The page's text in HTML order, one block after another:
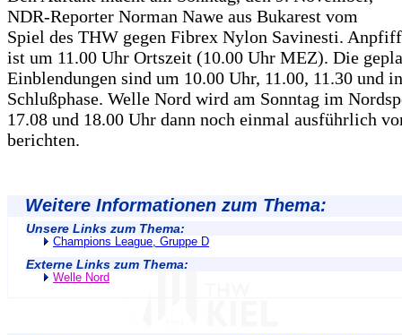
NDR-Reporter Norman Nawe aus Bukarest vom
Spiel des THW gegen Fibrex Nylon Savinesti.
ist um 11.00 Uhr Ortszeit (10.00 Uhr MEZ). Die
Einblendungen sind um 10.00 Uhr, 11.00, 11.30 und
Schlußphase. Welle Nord wird am Sonntag im
17.08 und 18.00 Uhr dann noch einmal ausführlich
berichten.
Weitere Informationen zum Thema:
Unsere Links zum Thema:
Champions League, Gruppe D
Externe Links zum Thema:
Welle Nord